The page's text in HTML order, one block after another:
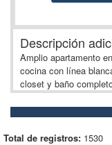
Descripción
Amplio apartamento
cocina con línea
closet y baño
Total de registros: 1530